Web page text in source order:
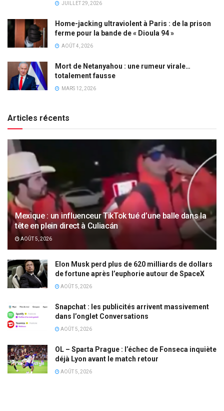
JUILLET 29, 2026
Home-jacking ultraviolent à Paris : de la prison
ferme pour la bande de « Dioula 94 »
AOÛT 4, 2026
Mort de Netanyahou : une rumeur virale…
totalement fausse
MARS 12, 2026
Articles récents
Mexique : un influenceur TikTok tué d’une balle dans la
tête en plein direct à Culiacán
AOÛT 5, 2026
Elon Musk perd plus de 620 milliards de dollars
de fortune après l’euphorie autour de SpaceX
AOÛT 5, 2026
Snapchat : les publicités arrivent massivement
dans l’onglet Conversations
AOÛT 5, 2026
OL – Sparta Prague : l’échec de Fonseca inquiète
déjà Lyon avant le match retour
AOÛT 5, 2026